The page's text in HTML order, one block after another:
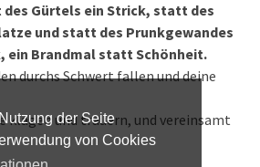
der Seite
von Cookies
Gürtels ein Strick, statt des
und statt des Prunkgewandes
ein Brandmal statt Schönheit.
durchs Schwert fallen und deine
klagen und trauern, und vereinsamt